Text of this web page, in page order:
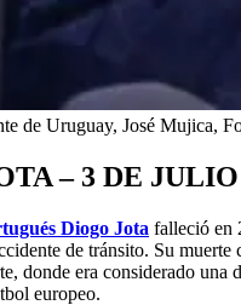
de Uruguay, José Mujica,
– 3 DE JULIO
Diogo Jota falleció en
de tránsito. Su muerte
donde era considerado una
europeo.